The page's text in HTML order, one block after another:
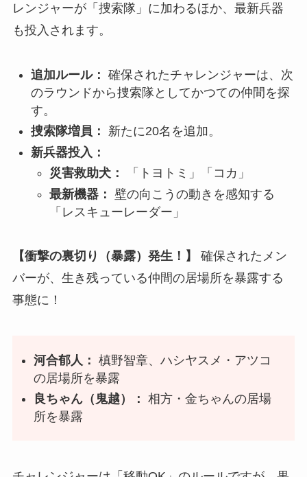
レンジャーが「捜索隊」に加わるほか、最新兵器
も投入されます。
追加ルール： 確保されたチャレンジャーは、次
のラウンドから捜索隊としてかつての仲間を探
す。
捜索隊増員：
新たに20名を追加。
新兵器投入：
災害救助犬：
「トヨトミ」「コカ」
最新機器： 壁の向こうの動きを感知する
「レスキューレーダー」
【衝撃の裏切り（暴露）発生！】
確保されたメン
バーが、生き残っている仲間の居場所を暴露する
事態に！
河合郁人： 槙野智章、ハシヤスメ・アツコ
の居場所を暴露
良ちゃん（鬼越）： 相方・金ちゃんの居場
所を暴露